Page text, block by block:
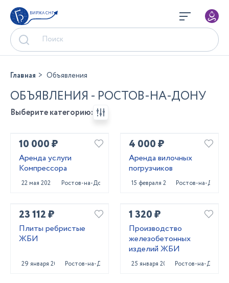
БИРЖА СНГ
Главная Объявления
ОБЪЯВЛЕНИЯ - РОСТОВ-НА-ДОНУ
Выберите категорию:
10 000 ₽
Аренда услуги
Компрессора
22 мая 2024 Ростов-на-Дону
4 000 ₽
Аренда вилочных
погрузчиков
15 февраля 2024Ростов-на-Дону
23 112 ₽
Плиты ребристые
ЖБИ
29 января 2024 Ростов-на-Дону
1 320 ₽
Производство
железобетонных
изделий ЖБИ
25 января 2024 Ростов-на-Дону